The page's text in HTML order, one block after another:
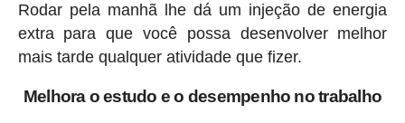
Rodar pela manhã lhe dá um injeção de energia
extra para que você possa desenvolver melhor
mais tarde qualquer atividade que fizer.
Melhora o estudo e o desempenho no trabalho